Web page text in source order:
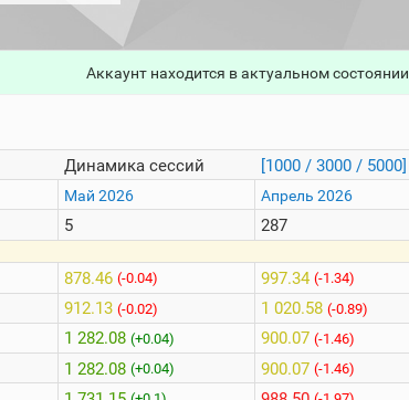
Аккаунт находится в актуальном состоянии
Динамика сессий
Май 2026
5
878.46 (-0.04)
912.13 (-0.02)
1 282.08 (+0.04)
1 282.08 (+0.04)
[1000 / 3000 / 5000]
Апрель 2026
287
997.34 (-1.34)
1 020.58 (-0.89)
900.07 (-1.46)
900.07 (-1.46)